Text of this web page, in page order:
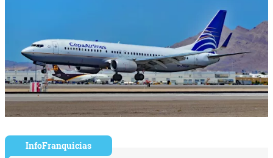
InfoFranquicias